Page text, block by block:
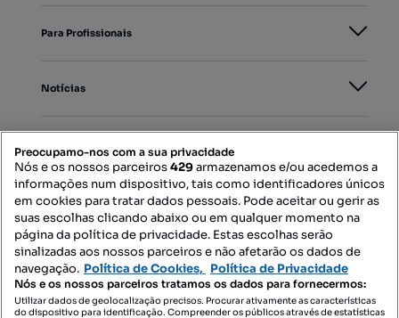
Para Profissionais
Notícias
Mapa do Site
Contacte-nos
SIGA-NOS:
Preocupamo-nos com a sua privacidade
Nós e os nossos parceiros429armazenamos e/ou acedemos a
informações num dispositivo, tais como identificadores únicos
em cookies para tratar dados pessoais. Pode aceitar ou gerir as
suas escolhas clicando abaixo ou em qualquer momento na
página da política de privacidade. Estas escolhas serão
sinalizadas aos nossos parceiros e não afetarão os dados de
navegação. Política de Cookies, Política de Privacidade
Nós e os nossos parceiros tratamos os dados para fornecermos:
Utilizar dados de geolocalização precisos. Procurar ativamente as características
do dispositivo para identificação. Compreender os públicos através de estatísticas